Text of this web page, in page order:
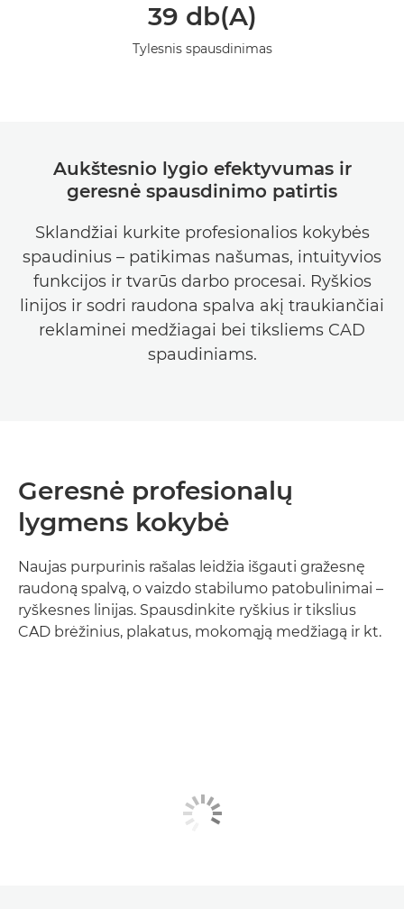
39 db(A)
Tylesnis spausdinimas
Aukštesnio lygio efektyvumas ir
geresnė spausdinimo patirtis
Sklandžiai kurkite profesionalios kokybės
spaudinius – patikimas našumas, intuityvios
funkcijos ir tvarūs darbo procesai. Ryškios
linijos ir sodri raudona spalva akį traukiančiai
reklaminei medžiagai bei tiksliems CAD
spaudiniams.
Geresnė profesionalų
lygmens kokybė
Naujas purpurinis rašalas leidžia išgauti gražesnę
raudoną spalvą, o vaizdo stabilumo patobulinimai –
ryškesnes linijas. Spausdinkite ryškius ir tikslius
CAD brėžinius, plakatus, mokomąją medžiagą ir kt.